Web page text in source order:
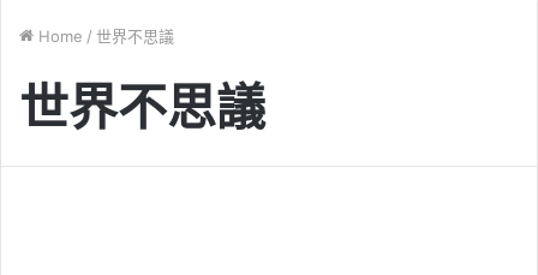
Home / 世界不思議
世界不思議